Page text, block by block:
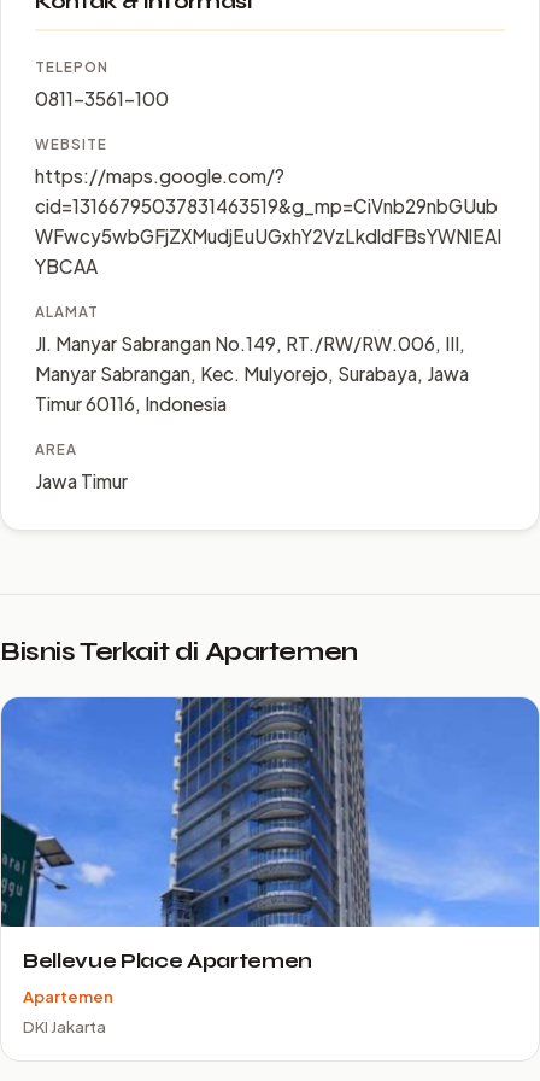
TELEPON
0811-3561-100
WEBSITE
https://maps.google.com/?
cid=13166795037831463519&g_mp=CiVnb29nbGUub
WFwcy5wbGFjZXMudjEuUGxhY2VzLkdldFBsYWNlEAI
YBCAA
ALAMAT
Jl. Manyar Sabrangan No.149, RT./RW/RW.006, III,
Manyar Sabrangan, Kec. Mulyorejo, Surabaya, Jawa
Timur 60116, Indonesia
AREA
Jawa Timur
Bisnis Terkait di Apartemen
Bellevue Place Apartemen
Apartemen
DKI Jakarta